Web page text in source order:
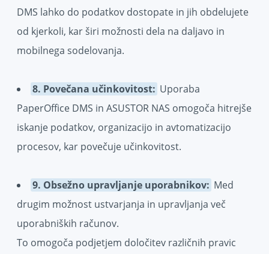
DMS lahko do podatkov dostopate in jih obdelujete
od kjerkoli, kar širi možnosti dela na daljavo in
mobilnega sodelovanja.
8. Povečana učinkovitost: Uporaba
PaperOffice DMS in ASUSTOR NAS omogoča hitrejše
iskanje podatkov, organizacijo in avtomatizacijo
procesov, kar povečuje učinkovitost.
9. Obsežno upravljanje uporabnikov: Med
drugim možnost ustvarjanja in upravljanja več
uporabniških računov.
To omogoča podjetjem določitev različnih pravic